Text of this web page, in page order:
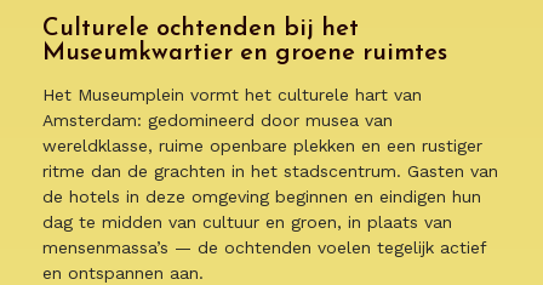
Culturele ochtenden bij het
Museumkwartier en groene ruimtes
Het Museumplein vormt het culturele hart van
Amsterdam: gedomineerd door musea van
wereldklasse, ruime openbare plekken en een rustiger
ritme dan de grachten in het stadscentrum. Gasten van
de hotels in deze omgeving beginnen en eindigen hun
dag te midden van cultuur en groen, in plaats van
mensenmassa’s — de ochtenden voelen tegelijk actief
en ontspannen aan.